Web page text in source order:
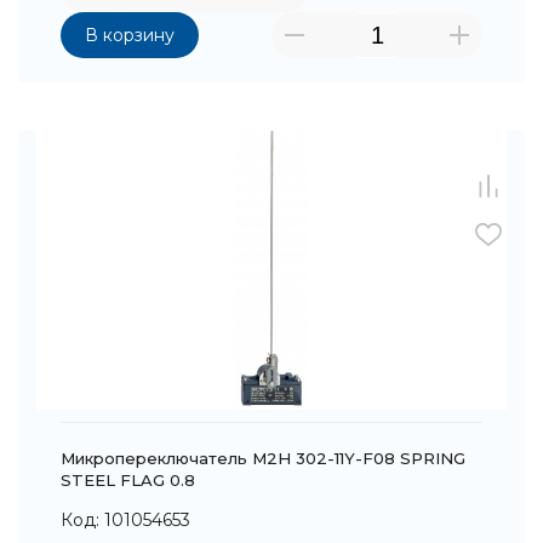
В корзину
Микропереключатель M2H 302-11Y-F08 SPRING
STEEL FLAG 0.8
Код: 101054653